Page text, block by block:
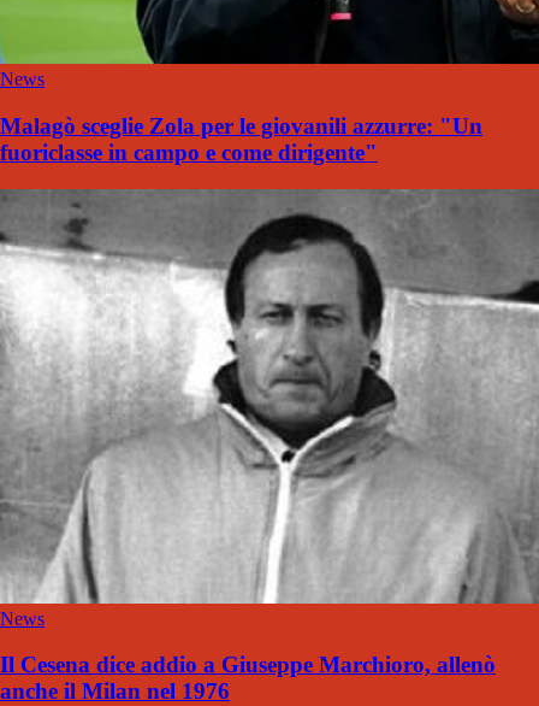
News
Malagò sceglie Zola per le giovanili azzurre: "Un
fuoriclasse in campo e come dirigente"
News
Il Cesena dice addio a Giuseppe Marchioro, allenò
anche il Milan nel 1976